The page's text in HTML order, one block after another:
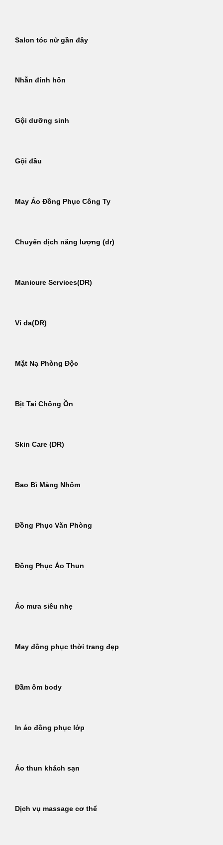
dungSalon tóc nữ gần đây
Nhẫn đính hôn
Gội dưỡng sinh
Gội đầu
May Áo Đồng Phục Công Ty
Chuyển dịch năng lượng (dr)
Manicure Services(DR)
Ví da(DR)
Mặt Nạ Phòng Độc
Bịt Tai Chống Ồn
Skin Care (DR)
Bao Bì Màng Nhôm
Đồng Phục Văn Phòng
Đồng Phục Áo Thun
Áo mưa siêu nhẹ
May đồng phục thời trang đẹp
Đầm ôm body
In áo đồng phục lớp
Áo thun khách sạn
Dịch vụ massage cơ thể